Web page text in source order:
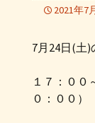
2021年7
7月24日(土
１７：０
０：００）